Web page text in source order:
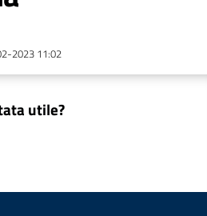
2023 11:02
utile?